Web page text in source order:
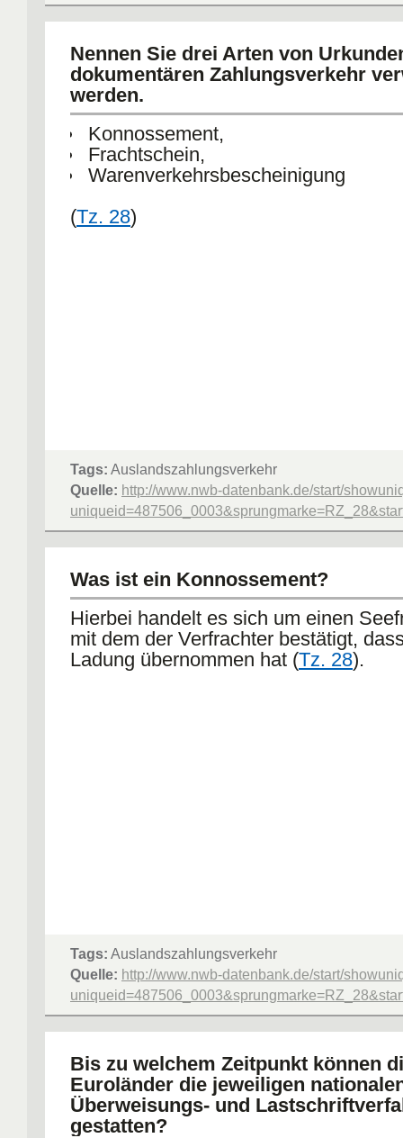
Nennen Sie drei Arten von
dokumentären Zahlungsverkehr
werden.
Konnossement,
Frachtschein,
Warenverkehrsbescheinigung
(Tz. 28)
Tags: Auslandszahlungsverkehr
Quelle: http://www.nwb-datenbank.de/start/
Was ist ein Konnossement?
Hierbei handelt es sich um einen
mit dem der Verfrachter bestätigt,
Ladung übernommen hat (Tz. 28).
Tags: Auslandszahlungsverkehr
Quelle: http://www.nwb-datenbank.de/start/
Bis zu welchem Zeitpunkt können
Euroländer die jeweiligen
Überweisungs- und
gestatten?